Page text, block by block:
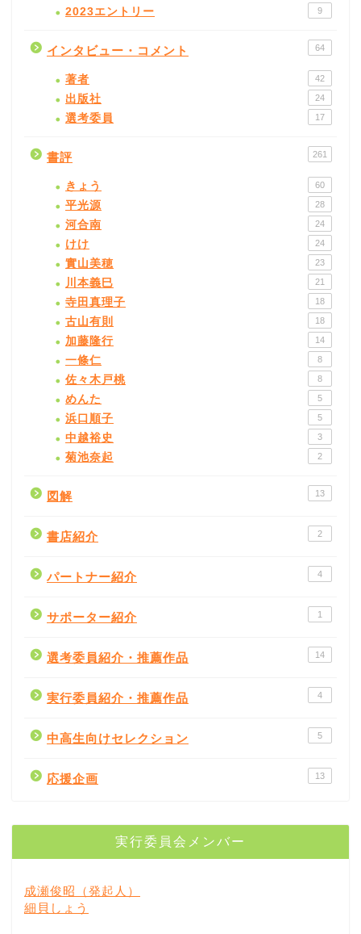
2023エントリー 9
インタビュー・コメント 64
著者 42
出版社 24
選考委員 17
書評 261
きょう 60
平光源 28
河合南 24
けけ 24
實山美穂 23
川本義巳 21
寺田真理子 18
古山有則 18
加藤隆行 14
一條仁 8
佐々木戸桃 8
めんた 5
浜口順子 5
中越裕史 3
菊池奈起 2
図解 13
書店紹介 2
パートナー紹介 4
サポーター紹介 1
選考委員紹介・推薦作品 14
実行委員紹介・推薦作品 4
中高生向けセレクション 5
応援企画 13
実行委員会メンバー
成瀬俊昭（発起人）
細貝しょう